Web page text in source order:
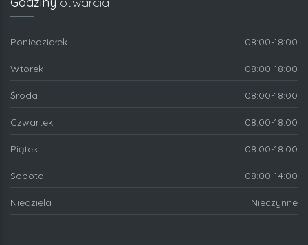
Poniedziałek 08:00-18:00
Wtorek 08:00-18:00
Środa 08:00-18:00
Czwartek 08:00-18:00
Piątek 08:00-18:00
Sobota 08:00-14:00
Niedziela Nieczynne